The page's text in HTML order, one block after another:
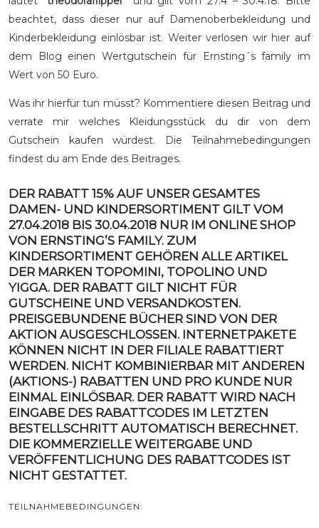
beachtet, dass dieser nur auf Damenoberbekleidung und
Kinderbekleidung einlösbar ist. Weiter verlosen wir hier auf
dem Blog einen Wertgutschein für Ernsting´s family im
Wert von 50 Euro.
Was ihr hierfür tun müsst? Kommentiere diesen Beitrag und
verrate mir welches Kleidungsstück du dir von dem
Gutschein kaufen würdest. Die Teilnahmebedingungen
findest du am Ende des Beitrages.
DER RABATT 15% AUF UNSER GESAMTES
DAMEN- UND KINDERSORTIMENT GILT VOM
27.04.2018 BIS 30.04.2018 NUR IM ONLINE SHOP
VON ERNSTING’S FAMILY. ZUM
KINDERSORTIMENT GEHÖREN ALLE ARTIKEL
DER MARKEN TOPOMINI, TOPOLINO UND
YIGGA. DER RABATT GILT NICHT FÜR
GUTSCHEINE UND VERSANDKOSTEN.
PREISGEBUNDENE BÜCHER SIND VON DER
AKTION AUSGESCHLOSSEN. INTERNETPAKETE
KÖNNEN NICHT IN DER FILIALE RABATTIERT
WERDEN. NICHT KOMBINIERBAR MIT ANDEREN
(AKTIONS-) RABATTEN UND PRO KUNDE NUR
EINMAL EINLÖSBAR. DER RABATT WIRD NACH
EINGABE DES RABATTCODES IM LETZTEN
BESTELLSCHRITT AUTOMATISCH BERECHNET.
DIE KOMMERZIELLE WEITERGABE UND
VERÖFFENTLICHUNG DES RABATTCODES IST
NICHT GESTATTET.
TEILNAHMEBEDINGUNGEN: